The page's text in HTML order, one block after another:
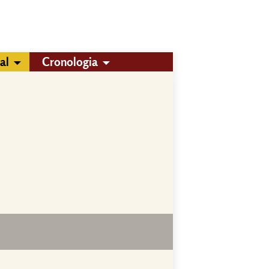
Cronologia